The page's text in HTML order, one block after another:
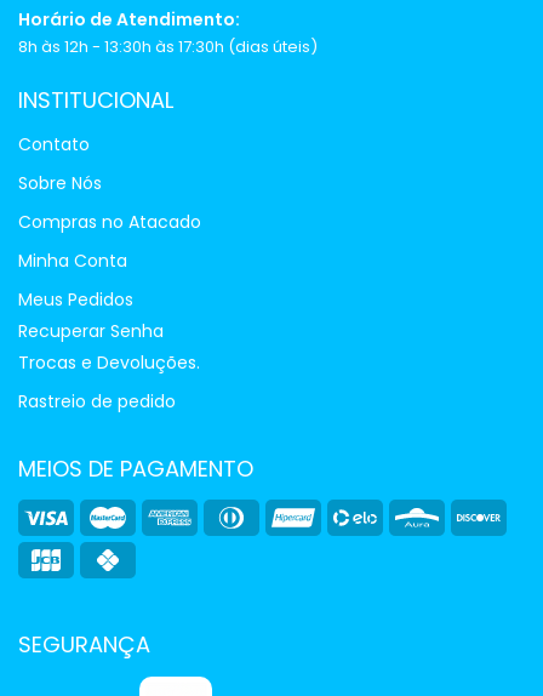
Horário de Atendimento:
8h às 12h - 13:30h às 17:30h (dias úteis)
INSTITUCIONAL
Contato
Sobre Nós
Compras no Atacado
Minha Conta
Meus Pedidos
Recuperar Senha
Trocas e Devoluções.
Rastreio de pedido
MEIOS DE PAGAMENTO
SEGURANÇA